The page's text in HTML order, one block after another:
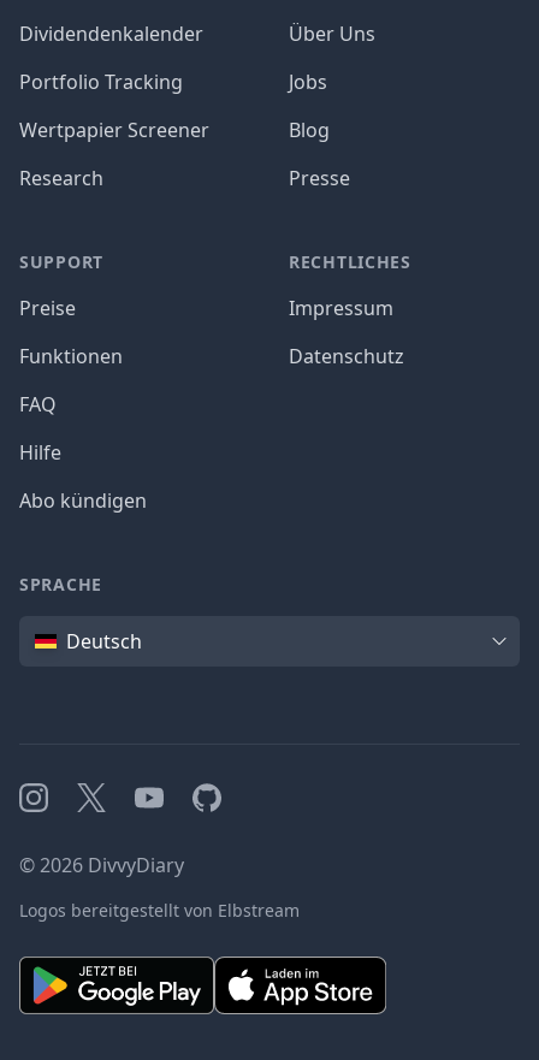
Dividendenkalender
Portfolio Tracking
Wertpapier Screener
Research
SUPPORT
Preise
Funktionen
FAQ
Hilfe
Abo kündigen
Über Uns
Jobs
Blog
Presse
RECHTLICHES
Impressum
Datenschutz
SPRACHE
SpracheDeutsch
Instagram
X YouTubeGitHub
©2026 DivvyDiary
Logos bereitgestellt von Elbstream